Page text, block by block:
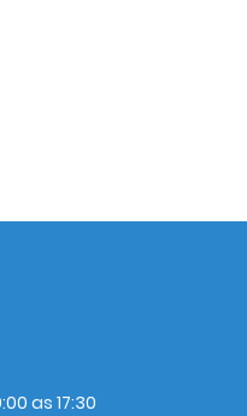
as 17:30